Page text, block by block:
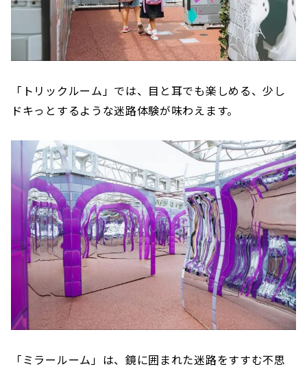
「トリックルーム」では、目と耳でも楽しめる、少し
ドキっとするような迷路体験が味わえます。
「ミラールーム」は、鏡に囲まれた迷路をすすむ不思